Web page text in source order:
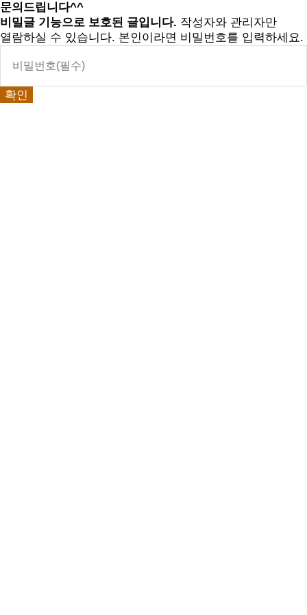
문의드립니다^^
비밀글 기능으로 보호된 글입니다. 작성자와 관리자만
열람하실 수 있습니다. 본인이라면 비밀번호를 입력하세요.